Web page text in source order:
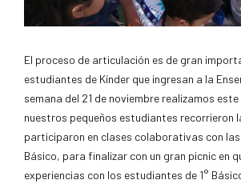
El proceso de articulación es de gran
estudiantes de Kínder que ingresan a la
semana del 21 de noviembre realizamos
nuestros pequeños estudiantes recorrieron
participaron en clases colaborativas con las
Básico, para finalizar con un gran picnic en
experiencias con los estudiantes de 1°